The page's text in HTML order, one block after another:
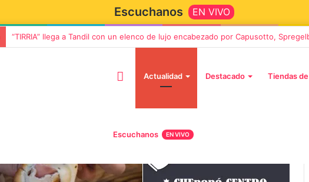
Escuchanos EN VIVO
“TIRRIA” llega a Tandil con un elenco de lujo encabezado por Capusotto,
Actualidad Destacado Tiendas
Escuchanos EN VIVO